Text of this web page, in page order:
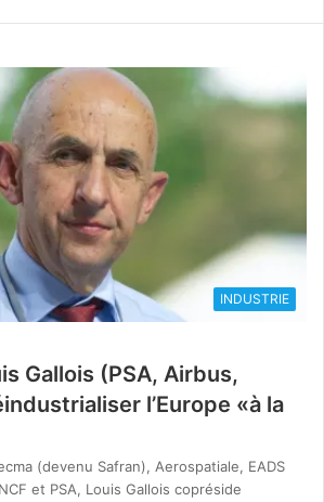
INDUSTRIE
Gallois (PSA, Airbus,
l’Europe «à la
(devenu Safran), Aerospatiale, EADS
et PSA, Louis Gallois copréside